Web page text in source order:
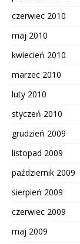
czerwiec 2010
maj 2010
kwiecień 2010
marzec 2010
luty 2010
styczeń 2010
grudzień 2009
listopad 2009
październik 2009
sierpień 2009
czerwiec 2009
maj 2009